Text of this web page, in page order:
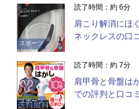
スポーツ
読了時間：約 6分
肩こり解消にほ
ネックレスの口
スポーツ
読了時間：約 7分
肩甲骨と骨盤は
での評判と口コ